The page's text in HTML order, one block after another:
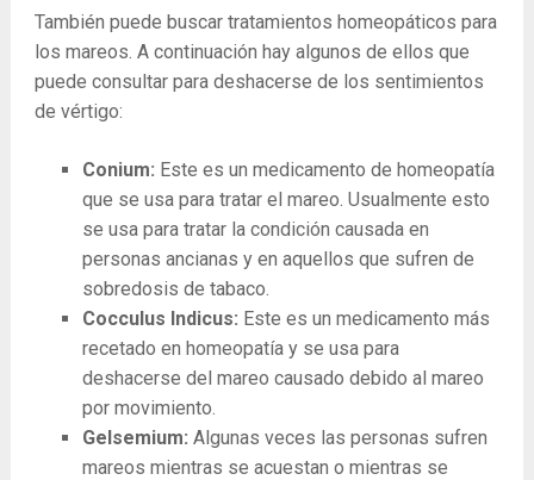
También puede buscar tratamientos homeopáticos para
los mareos. A continuación hay algunos de ellos que
puede consultar para deshacerse de los sentimientos
de vértigo:
Conium: Este es un medicamento de homeopatía
que se usa para tratar el mareo. Usualmente esto
se usa para tratar la condición causada en
personas ancianas y en aquellos que sufren de
sobredosis de tabaco.
Cocculus Indicus: Este es un medicamento más
recetado en homeopatía y se usa para
deshacerse del mareo causado debido al mareo
por movimiento.
Gelsemium: Algunas veces las personas sufren
mareos mientras se acuestan o mientras se